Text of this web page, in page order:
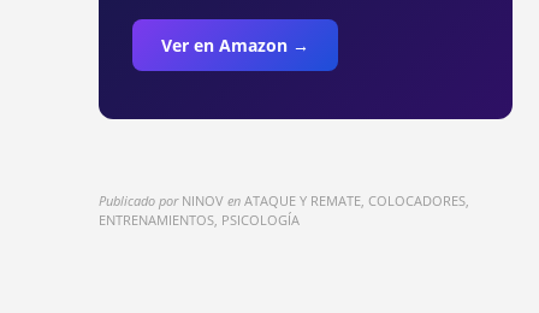
Ver en Amazon →
Publicado por NINOV en ATAQUE Y REMATE, COLOCADORES,
ENTRENAMIENTOS, PSICOLOGÍA